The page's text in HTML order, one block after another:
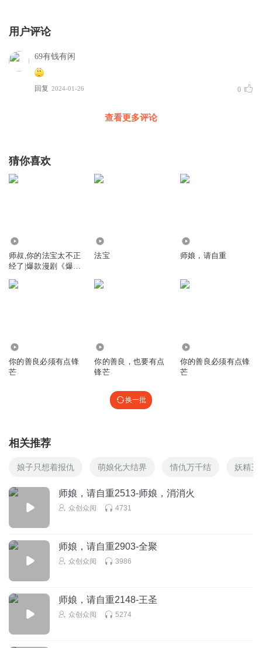
用户评论
69有钱有闲
回复 2024-01-26 0
查看更多评论
猜你喜欢
师叔,你的法宝太不正
经了|爆款漫剧《爆笑
点怪》原著|安燃穿越
法宝 师娘，请自重
你的善良必须有点锋
芒
你的善良，也要有点
锋芒
你的善良必须有点锋
芒
换一批
相关推荐
娘子只想着报仇 萌娘化大结界 情仇万千结 妖精王
师娘，请自重2513-师娘，消消火
众创众阅 4731
师娘，请自重2903-全聚
众创众阅 3986
师娘，请自重2148-王圣
众创众阅 5274